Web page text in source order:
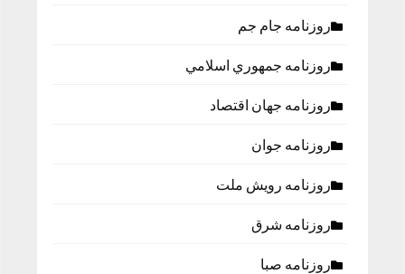
روزنامه جام جم
روزنامه جمهوري اسلامي
روزنامه جهان اقتصاد
روزنامه جوان
روزنامه رویش ملت
روزنامه شرق
روزنامه صبا